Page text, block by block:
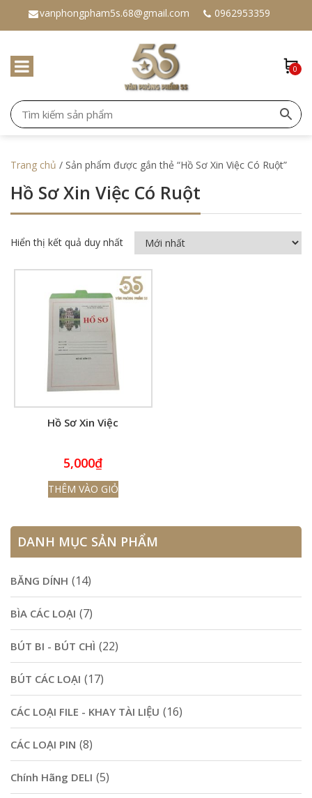
vanphongpham5s.68@gmail.com 0962953359
0
Trang chủ / Sản phẩm được gắn thẻ “Hồ Sơ Xin Việc Có Ruột”
Hồ Sơ Xin Việc Có Ruột
Hiển thị kết quả duy nhất
Hồ Sơ Xin Việc
5,000₫
THÊM VÀO GIỎ
DANH MỤC SẢN PHẨM
BĂNG DÍNH (14)
BÌA CÁC LOẠI (7)
BÚT BI - BÚT CHÌ (22)
BÚT CÁC LOẠI (17)
CÁC LOẠI FILE - KHAY TÀI LIỆU (16)
CÁC LOẠI PIN (8)
Chính Hãng DELI (5)